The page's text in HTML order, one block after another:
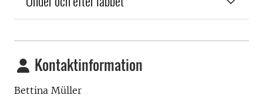
Kontaktinformation
Bettina Müller